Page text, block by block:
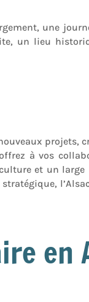
une
un lieu
projets,
à vos
et un large
en